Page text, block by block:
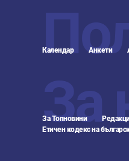
Календар Анкети
За
За Топновини
Етичен кодекс на